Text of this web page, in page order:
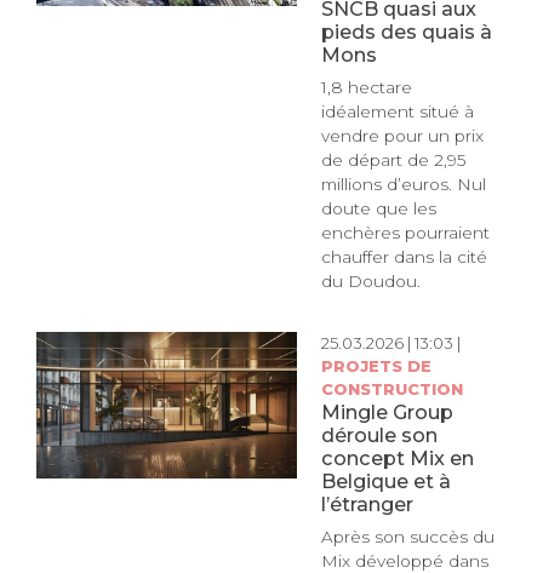
SNCB quasi aux
pieds des quais à
Mons
1,8 hectare
idéalement situé à
vendre pour un prix
de départ de 2,95
millions d’euros. Nul
doute que les
enchères pourraient
chauffer dans la cité
du Doudou.
25.03.2026 | 13:03 |
PROJETS DE
CONSTRUCTION
Mingle Group
déroule son
concept Mix en
Belgique et à
l’étranger
Après son succès du
Mix développé dans